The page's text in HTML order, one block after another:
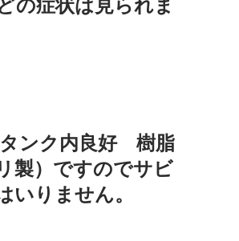
の症状は見られま
ンク内良好 樹脂
製）ですのでサビ
いりません。